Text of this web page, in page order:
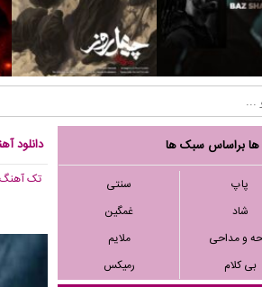
براساس سبک ها
پاپ
سنتی
شاد
غمگین
و مداحی
ملایم
بی کلام
رمیکس
دانلود
تک آهنگ